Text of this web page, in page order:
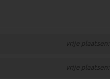
vrije plaatsen:
vrije plaatsen: